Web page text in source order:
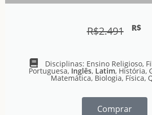
R$2.491 R$
Disciplinas: Ensino Religioso,
Portuguesa, Inglês, Latim, História,
Matemática, Biologia, Física,
Comprar